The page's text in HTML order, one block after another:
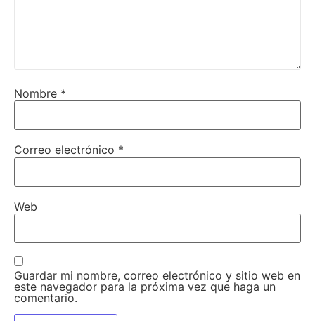
Nombre *
Correo electrónico *
Web
Guardar mi nombre, correo electrónico y sitio web en
este navegador para la próxima vez que haga un
comentario.